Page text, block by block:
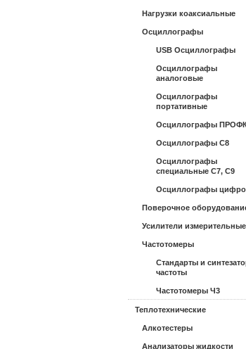
Нагрузки коаксиальные
Осциллографы
USB Осциллографы
Осциллографы
аналоговые
Осциллографы
портативные
Осциллографы
Осциллографы С8
Осциллографы
специальные С7, С9
Осциллографы
Поверочное
Усилители измерительные
Частотомеры
Стандарты и
частоты
Частотомеры Ч3
Теплотехнические
Алкотестеры
Анализаторы жидкости